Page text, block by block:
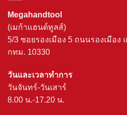
Megahandtool
(เมก้าแฮนด์ทูลส์)
5/3 ซอยรองเมือง 5 ถนนรองเมือง
กทม. 10330
วันและเวลาทำการ
วันจันทร์-วันเสาร์
8.00 น.-17.20 น.